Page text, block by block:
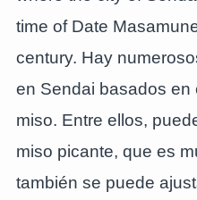
time of Date
century. Hay
en Sendai basados en
miso. Entre ellos,
miso picante, que es
también se puede